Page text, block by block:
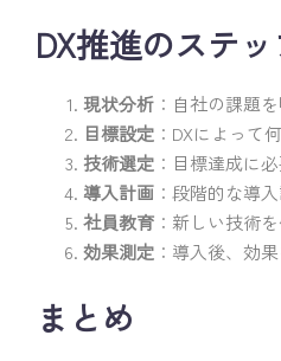
DX推進のステ
現状分析 ：自社の課題
目標設定 ：DXによって
技術選定 ：目標達成に
導入計画 ：段階的な導
社員教育 ：新しい技術
効果測定 ：導入後、効
まとめ